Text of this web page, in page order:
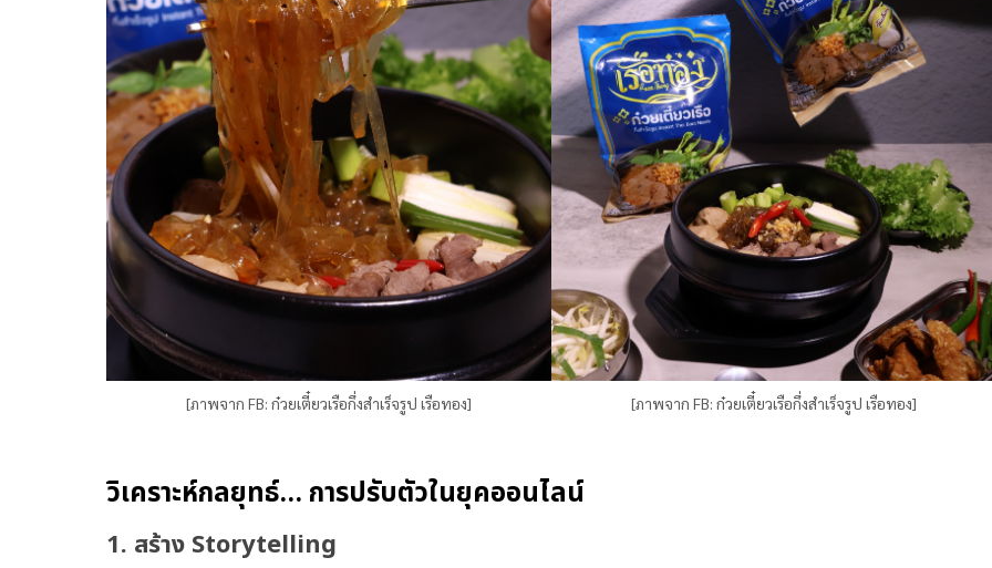
[ภาพจาก FB: ก๋วยเตี๋ยวเรือกึ่งสำเร็จรูป เรือทอง] [ภาพจาก FB: ก๋วยเตี๋ยวเรือกึ่งสำเร็จรูป เรือทอง]
วิเคราะห์กลยุทธ์… การปรับตัวในยุคออนไลน์
1. สร้าง Storytelling